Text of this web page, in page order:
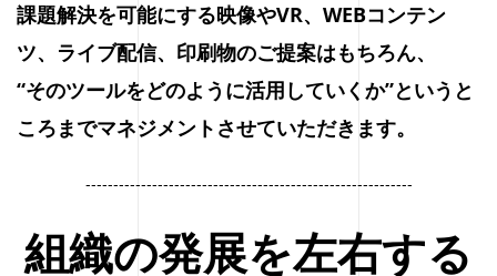
課題解決を可能にする映像やVR、WEBコンテン
ツ、ライブ配信、印刷物のご提案はもちろん、
“そのツールをどのように活用していくか”というと
ころまでマネジメントさせていただきます。
-----------------------------------------------------------
組織の発展を左右する